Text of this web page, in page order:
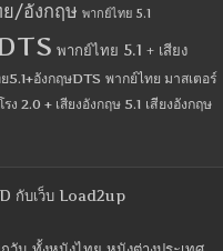
/อังกฤษ พากย์ไทย 5.1
พากย์ไทย 5.1 + เสียง
5.1+อังกฤษDTS พากย์ไทย มาสเตอร์
ง 2.0 + เสียงอังกฤษ 5.1 เสียงอังกฤษ
กับเว็บ Load2up